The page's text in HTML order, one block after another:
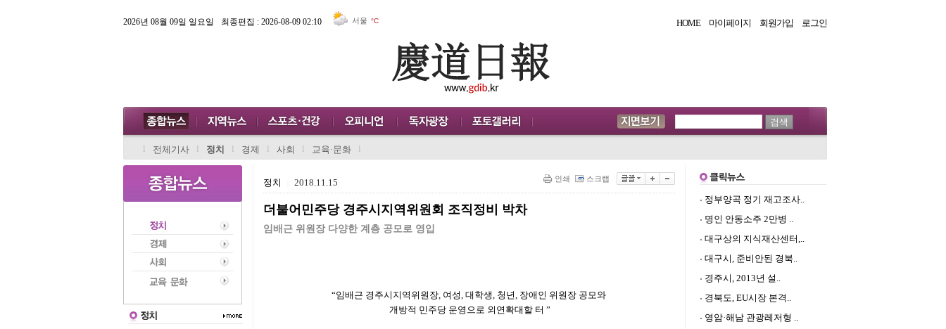
2026년 08월 09일 일요일 최종편집 : 2026-08-09 02:10 서울 °C HOME 마이페이지 회원가입 로그인
l 전체기사 l 정치 l 경제 l 사회 l 교육·문화 l
정치 2018.11.15 인쇄 스크랩
더불어민주당 경주시지역위원회 조직정비 박차
임배근 위원장 다양한 계층 공모로 영입
“임배근 경주시지역위원장, 여성, 대학생, 청년, 장애인 위원장 공모와
개방적 민주당 운영으로 외연확대할 터 ”
정부양곡 정기 재고조사..
명인 안동소주 2만병 ..
대구상의 지식재산센터,..
대구시, 준비안된 경북..
경주시, 2013년 설..
경북도, EU시장 본격..
영암·해남 관광레저형 ..